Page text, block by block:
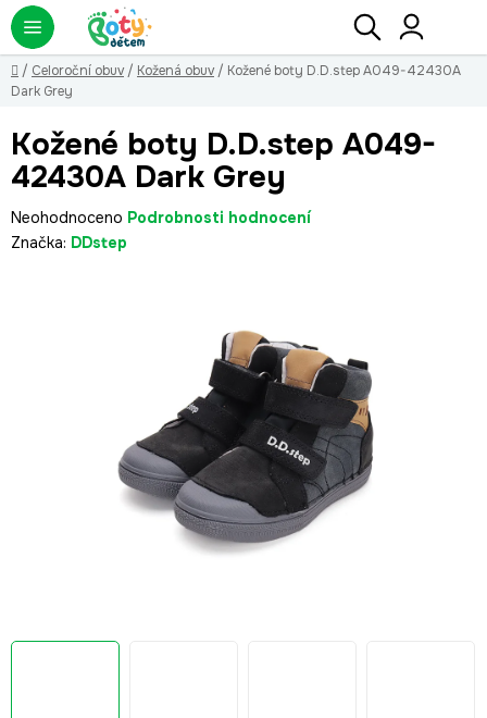
Přejít
na
obsah
Hledat
Domů
/ Celoroční obuv / Kožená obuv / Kožené boty D.D.step A049-42430A
Dark Grey
Kožené boty D.D.step A049-
42430A Dark Grey
Průměrné
hodnocení
Neohodnoceno Podrobnosti hodnocení
Značka: DDstep